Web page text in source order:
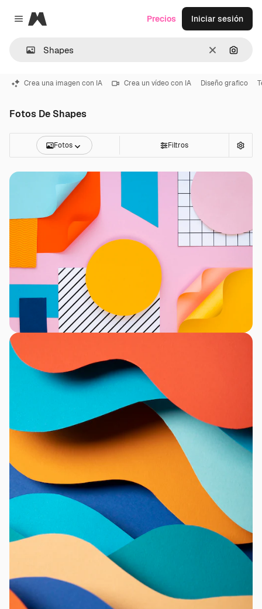
Close menu
Magnific
Borrar
Precios Iniciar sesión
Crea una imagen con IA Crea un vídeo con IA Diseño grafico
Fotos De Shapes
Fotos Filtros